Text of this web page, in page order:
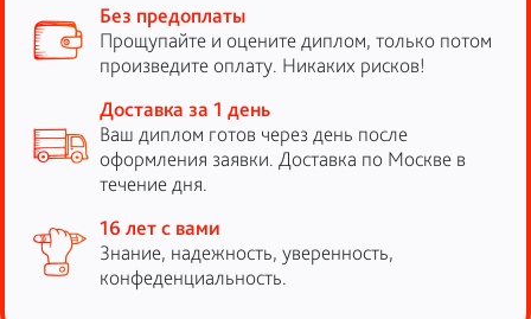
Без предоплаты
Прощупайте и оцените диплом, только потом
произведите оплату. Никаких рисков!
Доставка за 1 день
Ваш диплом готов через день после
оформления заявки. Доставка по Москве в
течение дня.
16 лет с вами
Знание, надежность, уверенность,
конфеденциальность.